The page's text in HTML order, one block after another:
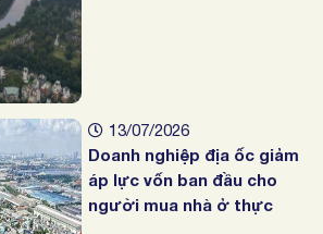
13/07/2026
Doanh nghiệp địa ốc giảm
áp lực vốn ban đầu cho
người mua nhà ở thực